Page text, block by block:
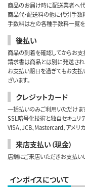
商品のお届け時に配送業者へ代
商品代・配送料の他に代引手数
手数料は左の各種手数料一覧を
後払い
商品の到着を確認してからお支
請求書は商品とは別に発送され
お支払い期日を過ぎてもお支
ざいます。
クレジットカード
一括払いのみご利用いただけま
SSL暗号化技術と独自セキュリ
VISA、JCB、Mastercard、アメリ
来店支払い（現金）
店舗にご来店いただきお支払い
インボイスについて